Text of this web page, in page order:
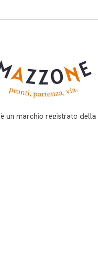
è un marchio registrato della